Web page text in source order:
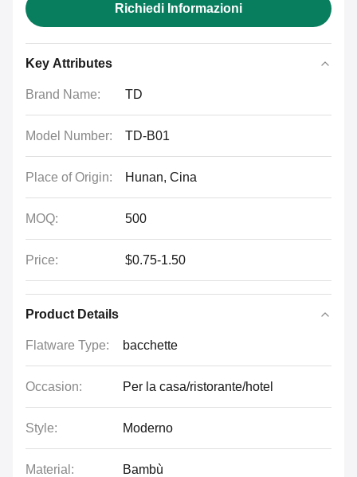
Richiedi Informazioni
Key Attributes
Brand Name: TD
Model Number: TD-B01
Place of Origin: Hunan, Cina
MOQ: 500
Price: $0.75-1.50
Product Details
Flatware Type: bacchette
Occasion: Per la casa/ristorante/hotel
Style: Moderno
Material: Bambù